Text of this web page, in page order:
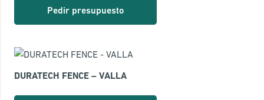
Pedir presupuesto
DURATECH FENCE – VALLA